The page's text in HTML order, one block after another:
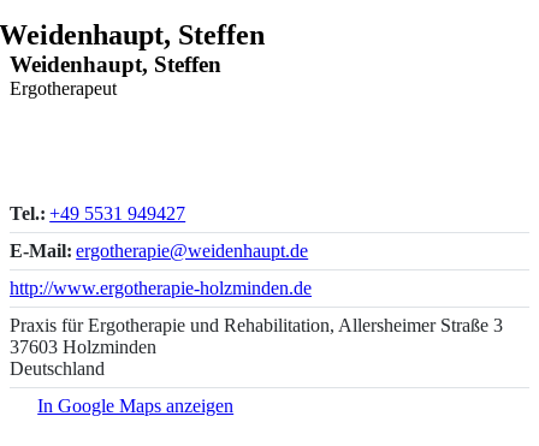
Weidenhaupt, Steffen
Weidenhaupt, Steffen
Ergotherapeut
Tel.: +49 5531 949427
E-Mail: ergotherapie@weidenhaupt.de
http://www.ergotherapie-holzminden.de
Praxis für Ergotherapie und Rehabilitation, Allersheimer Straße 3
37603 Holzminden
Deutschland
In Google Maps anzeigen